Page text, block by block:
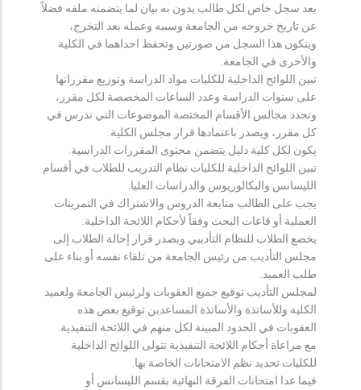
يعد سجل خاص لكل طالب يدون به بيان لما يتضمنه ملفه فضلاً
عن تاريخ خروجه من الجامعة وسببه وعمله بعد التخرج،
ويتكون هذا السجل من صورتين وتحفظ احداهما في الكلية
والأخرى في الجامعة.
تبين اللوائح الداخلية للكليات مواد الدراسة وتوزيع مقرراتها
على سنوات الدراسة وعدد الساعات المخصصة لكل مقرر،
وتحدد مجالس الأقسام المختصة الموضوعات التي تدرس في
كل مقرر، ويصدر باعتمادها قرار مجلس الكلية.
يكون لكل كلية دليل يتضمن محتوى المقررات الدراسية.
تبين اللوائح الداخلية للكليات نظام التدريب للطلاب في أقسام
الليسانس والبكالوريوس والدراسات العليا.
يجب على الطالب متابعة الدروس والاشتراك في التمرينات
العملية أو قاعات البحث وفقاً لأحكام اللائحة الداخلية.
يخضع الطلاب للنظام التأديبي ويصدر قرار إحالة الطلاب إلى
مجلس التأديب من رئيس الجامعة من تلقاء نفسه أو بناء على
طلب العميد.
لمجلس التأديب توقيع جميع العقوبات ولرئيس الجامعة ولعميد
الكلية وللأساتذة والأساتذة المساعدين توقيع بعض هذه
العقوبات في الحدود المبينة لكل منهم في اللائحة التنفيذية.
مع مراعاة أحكام اللائحة التنفيذية تتولى اللوائح الداخلية
للكليات تحديد نظم الامتحانات الخاصة بها.
فيما عدا امتحانات الفرقة النهائية بقسم الليسانس أو